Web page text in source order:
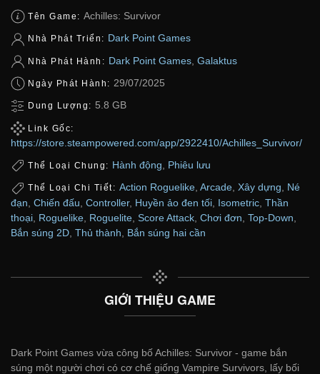
Tên Game: Achilles: Survivor
Nhà Phát Triển: Dark Point Games
Nhà Phát Hành: Dark Point Games, Galaktus
Ngày Phát Hành: 29/07/2025
Dung Lượng: 5.8 GB
Link Gốc:
https://store.steampowered.com/app/2922410/Achilles_Survivor/
Thể Loại Chung: Hành động Phiêu lưu
Thể Loại Chi Tiết: Action Roguelike, Arcade, Xây dựng, Né
đạn Chiến đấu Controller, Huyền ảo đen tối Isometric Thần
thoại Roguelike Roguelite Score Attack Chơi đơn Top-Down
Bắn súng 2D Thủ thành Bắn súng hai cần
GIỚI THIỆU GAME
Dark Point Games vừa công bố Achilles: Survivor - game bắn
súng một người chơi có cơ chế giống Vampire Survivors, lấy bối